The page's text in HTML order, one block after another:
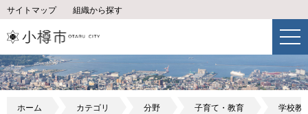
サイトマップ 組織から探す
ホーム カテゴリ 分野 子育て・教育 学校教